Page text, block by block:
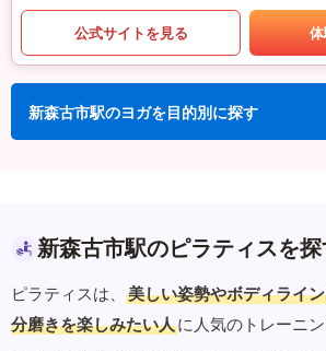
公式サイトを見る
新森古市駅のヨガを目的別に探す
新森古市駅のピラティスを
ピラティスは、 美しい姿勢やボディライ
分磨きを楽しみたい人に人気のトレーニン